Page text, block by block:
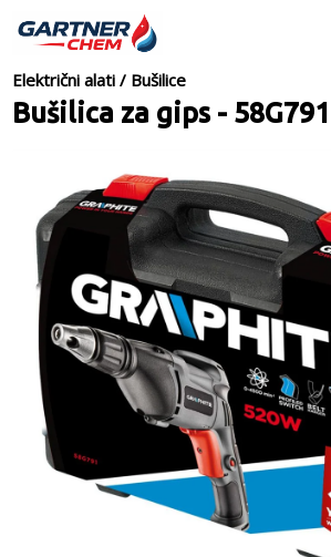
Električni alati / Bušilice
Bušilica za gips -